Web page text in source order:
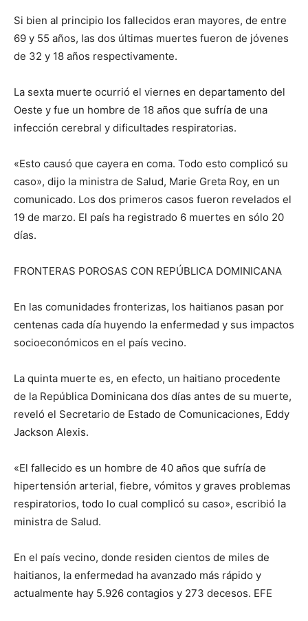
Si bien al principio los fallecidos eran mayores, de entre
69 y 55 años, las dos últimas muertes fueron de jóvenes
de 32 y 18 años respectivamente.
La sexta muerte ocurrió el viernes en departamento del
Oeste y fue un hombre de 18 años que sufría de una
infección cerebral y dificultades respiratorias.
«Esto causó que cayera en coma. Todo esto complicó su
caso», dijo la ministra de Salud, Marie Greta Roy, en un
comunicado. Los dos primeros casos fueron revelados el
19 de marzo. El país ha registrado 6 muertes en sólo 20
días.
FRONTERAS POROSAS CON REPÚBLICA DOMINICANA
En las comunidades fronterizas, los haitianos pasan por
centenas cada día huyendo la enfermedad y sus impactos
socioeconómicos en el país vecino.
La quinta muerte es, en efecto, un haitiano procedente
de la República Dominicana dos días antes de su muerte,
reveló el Secretario de Estado de Comunicaciones, Eddy
Jackson Alexis.
«El fallecido es un hombre de 40 años que sufría de
hipertensión arterial, fiebre, vómitos y graves problemas
respiratorios, todo lo cual complicó su caso», escribió la
ministra de Salud.
En el país vecino, donde residen cientos de miles de
haitianos, la enfermedad ha avanzado más rápido y
actualmente hay 5.926 contagios y 273 decesos. EFE